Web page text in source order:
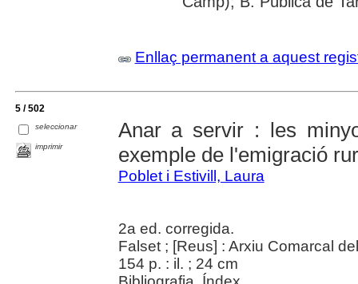
Enllaç permanent a aquest
5 / 502
seleccionar
imprimir
Anar a servir : les
exemple de l'emigració
Poblet i Estivill, Laura
2a ed. corregida.
Falset ; [Reus] : Arxiu Comarcal
154 p. : il. ; 24 cm